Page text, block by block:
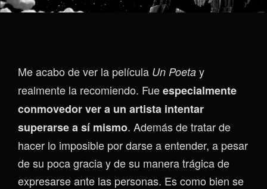
Me acabo de ver la película Un Poeta y
realmente la recomiendo. Fueespecialmente
conmovedor ver a un artista intentar
superarse a sí mismo. Además de tratar de
hacer lo imposible por darse a entender, a pesar
de su poca gracia y de su manera trágica de
expresarse ante las personas. Es como bien se